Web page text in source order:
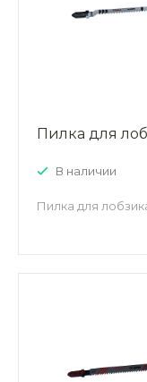
Пилка для
В наличии
Пилка для